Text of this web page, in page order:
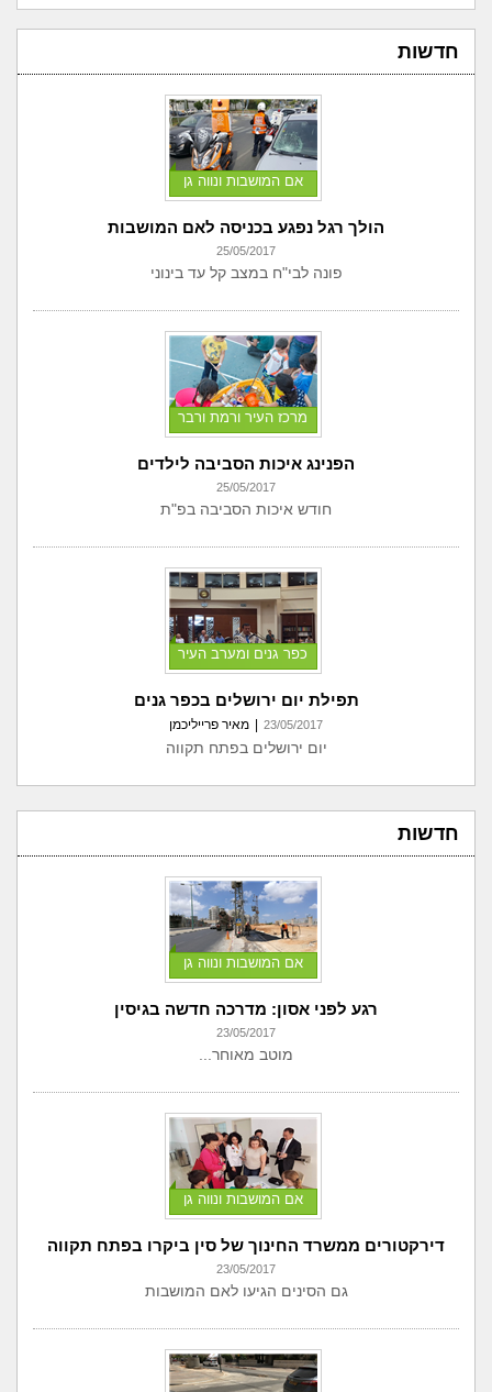
חדשות
אם המושבות ונווה גן
הולך רגל נפגע בכניסה לאם המושבות
25/05/2017
פונה לבי"ח במצב קל עד בינוני
מרכז העיר ורמת ורבר
הפנינג איכות הסביבה לילדים
25/05/2017
חודש איכות הסביבה בפ"ת
כפר גנים ומערב העיר
תפילת יום ירושלים בכפר גנים
23/05/2017 מאיר פרייליכמן
יום ירושלים בפתח תקווה
חדשות
אם המושבות ונווה גן
רגע לפני אסון: מדרכה חדשה בגיסין
23/05/2017
מוטב מאוחר...
אם המושבות ונווה גן
דירקטורים ממשרד החינוך של סין ביקרו בפתח תקווה
23/05/2017
גם הסינים הגיעו לאם המושבות